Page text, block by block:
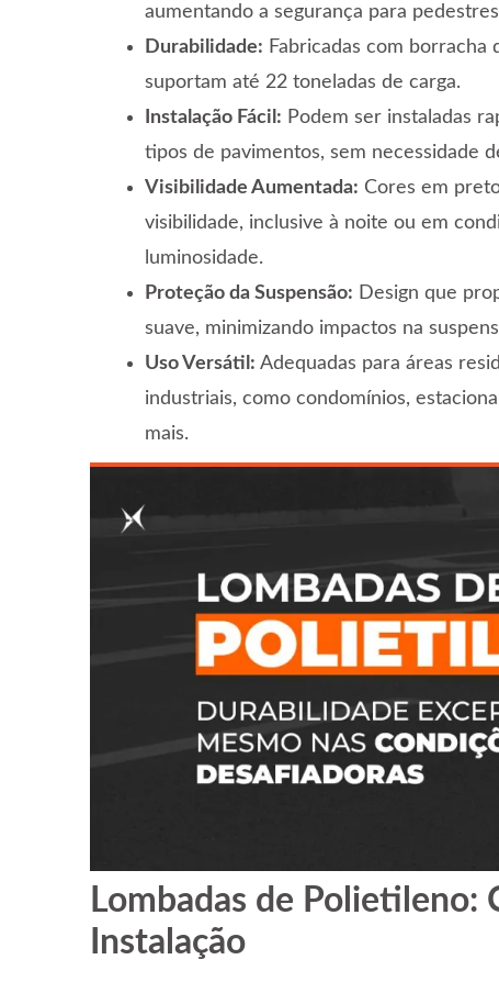
aumentando a segurança para
Durabilidade: Fabricadas com borracha
suportam até 22 toneladas de carga.
Instalação Fácil: Podem ser instaladas
tipos de pavimentos, sem necessidade
Visibilidade Aumentada: Cores em
visibilidade, inclusive à noite ou em
luminosidade.
Proteção da Suspensão: Design que
suave, minimizando impactos na
Uso Versátil: Adequadas para áreas
industriais, como condomínios,
mais.
Lombadas de Polietileno:
Instalação